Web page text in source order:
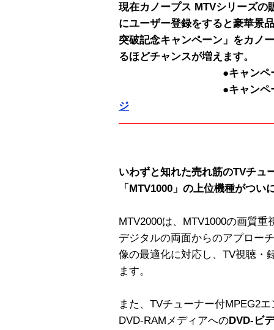
現在カノープス MTVシリーズの
にユーザー登録をすると豪華景
突破記念キャンペーン」をカノ
るほどチャンスが増えます。
●キャンペーン期間
●キャンペーン詳
ジ
いわずと知れた売れ筋のTVチュ
「MTV1000」の上位機種がつい
MTV2000は、MTV1000の画質
デジタルの両面からのアプロー
像の最適化に対応し、TV視聴・
ます。
また、TVチューナー付MPEG2
DVD-RAMメディアへのDVD-ビ